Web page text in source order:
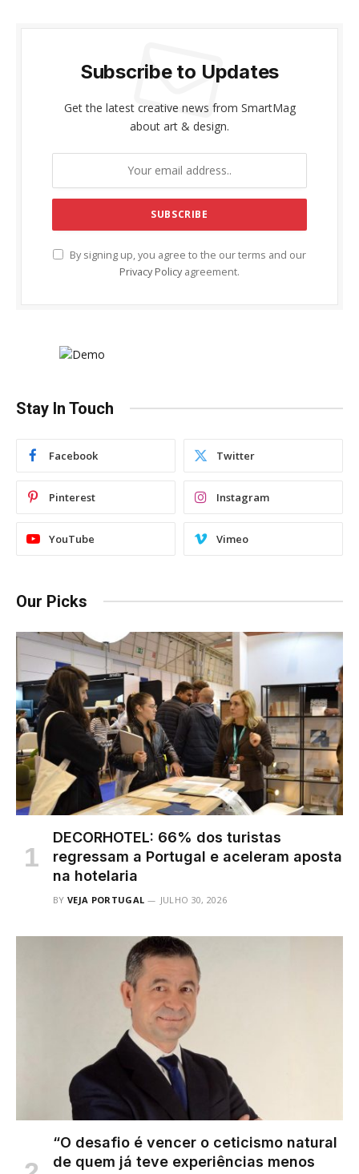
Subscribe to Updates
Get the latest creative news from SmartMag
about art & design.
By signing up, you agree to the our terms and our
Privacy Policy agreement.
Stay In Touch
Facebook Twitter
Pinterest Instagram
YouTube Vimeo
Our Picks
DECORHOTEL: 66% dos turistas
regressam a Portugal e aceleram aposta
na hotelaria
BY VEJA PORTUGAL JULHO 30, 2026
“O desafio é vencer o ceticismo natural
de quem já teve experiências menos